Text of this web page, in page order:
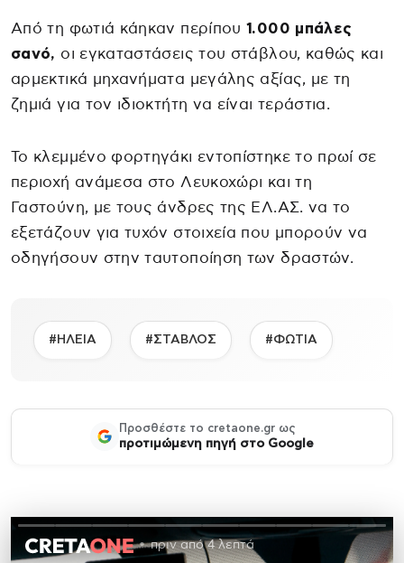
Από τη φωτιά κάηκαν περίπου1.000 μπάλες
σανό, οι εγκαταστάσεις του στάβλου, καθώς και
αρμεκτικά μηχανήματα μεγάλης αξίας, με τη
ζημιά για τον ιδιοκτήτη να είναι τεράστια.
Το κλεμμένο φορτηγάκι εντοπίστηκε το πρωί σε
περιοχή ανάμεσα στο Λευκοχώρι και τη
Γαστούνη, με τους άνδρες της ΕΛ.ΑΣ. να το
εξετάζουν για τυχόν στοιχεία που μπορούν να
οδηγήσουν στην ταυτοποίηση των δραστών.
#ΗΛΕΙΑ #ΣΤΑΒΛΟΣ #ΦΩΤΙΑ
Προσθέστε το cretaone.gr ως
προτιμώμενη πηγή στο Google
πριν από 4 λεπτά